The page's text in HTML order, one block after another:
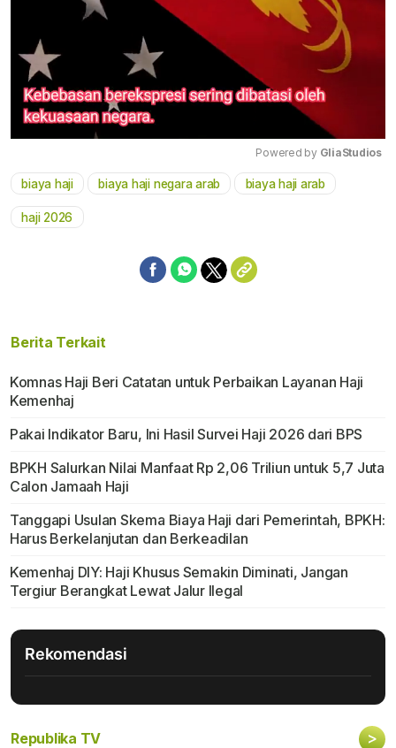
Mute
Powered by GliaStudios
biaya haji biaya haji negara arab biaya haji arab
haji 2026
Berita Terkait
Komnas Haji Beri Catatan untuk Perbaikan Layanan Haji
Kemenhaj
Pakai Indikator Baru, Ini Hasil Survei Haji 2026 dari BPS
BPKH Salurkan Nilai Manfaat Rp 2,06 Triliun untuk 5,7 Juta
Calon Jamaah Haji
Tanggapi Usulan Skema Biaya Haji dari Pemerintah, BPKH:
Harus Berkelanjutan dan Berkeadilan
Kemenhaj DIY: Haji Khusus Semakin Diminati, Jangan
Tergiur Berangkat Lewat Jalur Ilegal
Rekomendasi
Republika TV >